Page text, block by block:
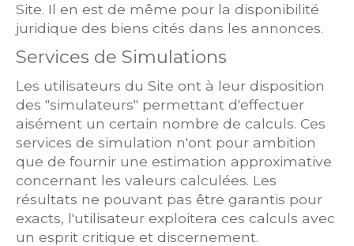
Site. Il en est de même pour la disponibilité
juridique des biens cités dans les annonces.
Services de Simulations
Les utilisateurs du Site ont à leur disposition
des "simulateurs" permettant d'effectuer
aisément un certain nombre de calculs. Ces
services de simulation n'ont pour ambition
que de fournir une estimation approximative
concernant les valeurs calculées. Les
résultats ne pouvant pas être garantis pour
exacts, l'utilisateur exploitera ces calculs avec
un esprit critique et discernement.